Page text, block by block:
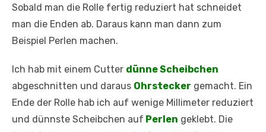
Sobald man die Rolle fertig reduziert hat schneidet
man die Enden ab. Daraus kann man dann zum
Beispiel Perlen machen.
Ich hab mit einem Cutter dünne Scheibchen
abgeschnitten und daraus Ohrstecker gemacht. Ein
Ende der Rolle hab ich auf wenige Millimeter reduziert
und dünnste Scheibchen auf Perlen geklebt. Die